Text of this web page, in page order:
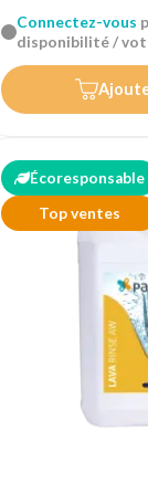
Connectez-vous
disponibilité /
Écoresponsable
Top ventes